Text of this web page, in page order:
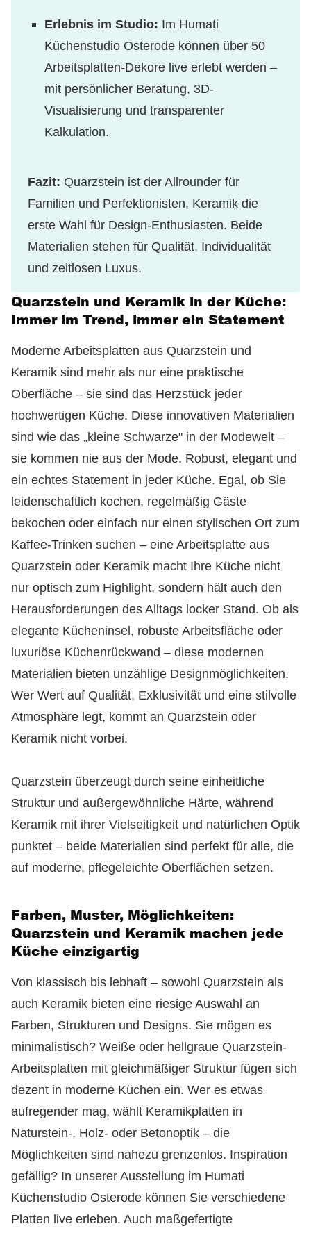
Erlebnis im Studio: Im Humati
Küchenstudio Osterode können über 50
Arbeitsplatten-Dekore live erlebt werden –
mit persönlicher Beratung, 3D-
Visualisierung und transparenter
Kalkulation.
Fazit: Quarzstein ist der Allrounder für
Familien und Perfektionisten, Keramik die
erste Wahl für Design-Enthusiasten. Beide
Materialien stehen für Qualität, Individualität
und zeitlosen Luxus.
Quarzstein und Keramik in der Küche:
Immer im Trend, immer ein Statement
Moderne Arbeitsplatten aus Quarzstein und
Keramik sind mehr als nur eine praktische
Oberfläche – sie sind das Herzstück jeder
hochwertigen Küche. Diese innovativen Materialien
sind wie das „kleine Schwarze" in der Modewelt –
sie kommen nie aus der Mode. Robust, elegant und
ein echtes Statement in jeder Küche. Egal, ob Sie
leidenschaftlich kochen, regelmäßig Gäste
bekochen oder einfach nur einen stylischen Ort zum
Kaffee-Trinken suchen – eine Arbeitsplatte aus
Quarzstein oder Keramik macht Ihre Küche nicht
nur optisch zum Highlight, sondern hält auch den
Herausforderungen des Alltags locker Stand. Ob als
elegante Kücheninsel, robuste Arbeitsfläche oder
luxuriöse Küchenrückwand – diese modernen
Materialien bieten unzählige Designmöglichkeiten.
Wer Wert auf Qualität, Exklusivität und eine stilvolle
Atmosphäre legt, kommt an Quarzstein oder
Keramik nicht vorbei.
Quarzstein überzeugt durch seine einheitliche
Struktur und außergewöhnliche Härte, während
Keramik mit ihrer Vielseitigkeit und natürlichen Optik
punktet – beide Materialien sind perfekt für alle, die
auf moderne, pflegeleichte Oberflächen setzen.
Farben, Muster, Möglichkeiten:
Quarzstein und Keramik machen jede
Küche einzigartig
Von klassisch bis lebhaft – sowohl Quarzstein als
auch Keramik bieten eine riesige Auswahl an
Farben, Strukturen und Designs. Sie mögen es
minimalistisch? Weiße oder hellgraue Quarzstein-
Arbeitsplatten mit gleichmäßiger Struktur fügen sich
dezent in moderne Küchen ein. Wer es etwas
aufregender mag, wählt Keramikplatten in
Naturstein-, Holz- oder Betonoptik – die
Möglichkeiten sind nahezu grenzenlos. Inspiration
gefällig? In unserer Ausstellung im Humati
Küchenstudio Osterode können Sie verschiedene
Platten live erleben. Auch maßgefertigte